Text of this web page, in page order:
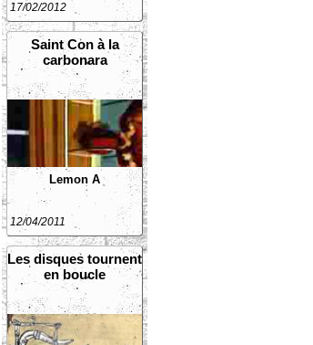
17/02/2012
Saint Con à la
carbonara
Lemon A
12/04/2011
Les disques tournent
en boucle